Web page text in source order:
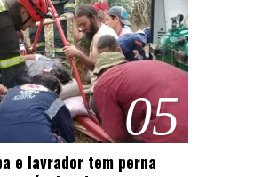
05
e lavrador tem perna